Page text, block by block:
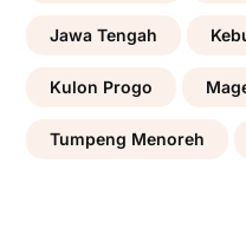
Jawa Tengah
Kulon Progo
Tumpeng Menoreh